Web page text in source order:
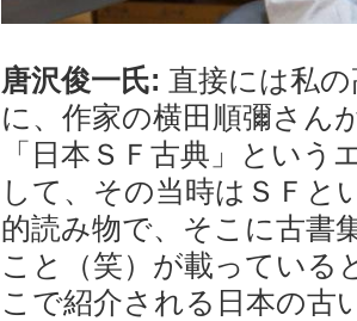
唐沢俊一氏: 直接には私
に、作家の横田順彌さん
「日本ＳＦ古典」とい
して、その当時はＳＦと
的読み物で、そこに古書
こと（笑）が載っている
こで紹介される日本の古